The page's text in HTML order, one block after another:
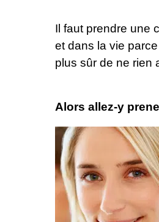
Il faut prendre une
et dans la vie
plus sûr de ne rien
Alors allez-y